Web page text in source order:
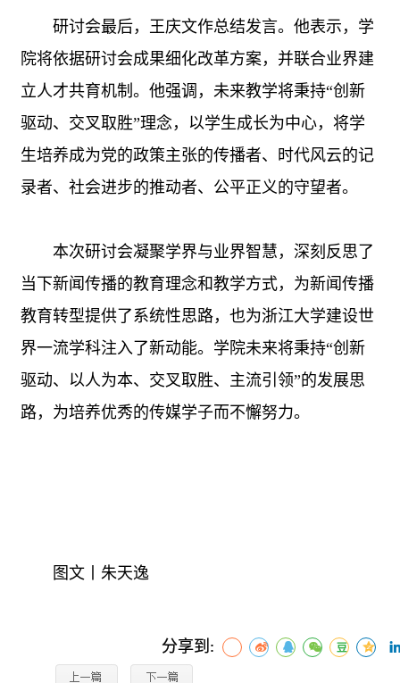
研讨会最后，王庆文作总结发言。他表示，学
院将依据研讨会成果细化改革方案，并联合业界建
立人才共育机制。他强调，未来教学将秉持“创新
驱动、交叉取胜”理念，以学生成长为中心，将学
生培养成为党的政策主张的传播者、时代风云的记
录者、社会进步的推动者、公平正义的守望者。
本次研讨会凝聚学界与业界智慧，深刻反思了
当下新闻传播的教育理念和教学方式，为新闻传播
教育转型提供了系统性思路，也为浙江大学建设世
界一流学科注入了新动能。学院未来将秉持“创新
驱动、以人为本、交叉取胜、主流引领”的发展思
路，为培养优秀的传媒学子而不懈努力。
图文丨朱天逸
分享到: